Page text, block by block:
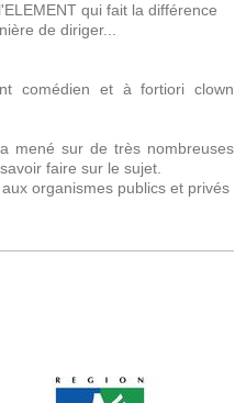
qui fait la différence
de diriger...
comédien et à fortiori clown
mené sur de très nombreuses
faire sur le sujet.
organismes publics et privés